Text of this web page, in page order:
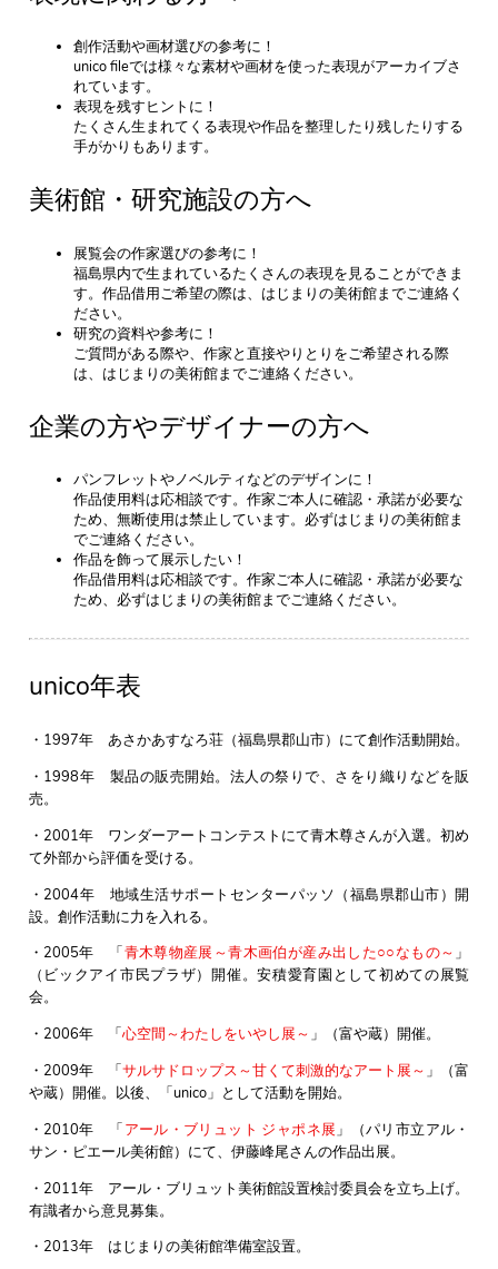
創作活動や画材選びの参考に！
unico fileでは様々な素材や画材を使った表現がアーカイブさ
れています。
表現を残すヒントに！
たくさん生まれてくる表現や作品を整理したり残したりする
手がかりもあります。
美術館・研究施設の方へ
展覧会の作家選びの参考に！
福島県内で生まれているたくさんの表現を見ることができま
す。作品借用ご希望の際は、はじまりの美術館までご連絡く
ださい。
研究の資料や参考に！
ご質問がある際や、作家と直接やりとりをご希望される際
は、はじまりの美術館までご連絡ください。
企業の方やデザイナーの方へ
パンフレットやノベルティなどのデザインに！
作品使用料は応相談です。作家ご本人に確認・承諾が必要な
ため、無断使用は禁止しています。必ずはじまりの美術館ま
でご連絡ください。
作品を飾って展示したい！
作品借用料は応相談です。作家ご本人に確認・承諾が必要な
ため、必ずはじまりの美術館までご連絡ください。
unico年表
・1997年 あさかあすなろ荘（福島県郡山市）にて創作活動開始。
・1998年 製品の販売開始。法人の祭りで、さをり織りなどを販
売。
・2001年 ワンダーアートコンテストにて青木尊さんが入選。初め
て外部から評価を受ける。
・2004年 地域生活サポートセンターパッソ（福島県郡山市）開
設。創作活動に力を入れる。
・2005年 「 青木尊物産展～青木画伯が産み出した○○なもの～」
（ビックアイ市民プラザ）開催。安積愛育園として初めての展覧
会。
・2006年 「心空間～わたしをいやし展～」（富や蔵）開催。
・2009年 「サルサドロップス～甘くて刺激的なアート展～」（富
や蔵）開催。以後、「unico」として活動を開始。
・2010年 「アール・ブリュット ジャポネ展」（パリ市立アル・
サン・ピエール美術館）にて、伊藤峰尾さんの作品出展。
・2011年 アール・ブリュット美術館設置検討委員会を立ち上げ。
有識者から意見募集。
・2013年 はじまりの美術館準備室設置。